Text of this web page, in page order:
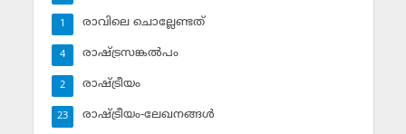
രാവിലെ ചൊല്ലേണ്ടത്
1
രാഷ്ട്രസങ്കല്‍പം
4
രാഷ്ട്രീയം
2
രാഷ്ട്രീയം-ലേഖനങ്ങള്‍
23